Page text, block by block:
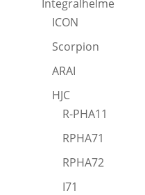
Integralhelme
ICON
Scorpion
ARAI
HJC
R-PHA11
RPHA71
RPHA72
I71